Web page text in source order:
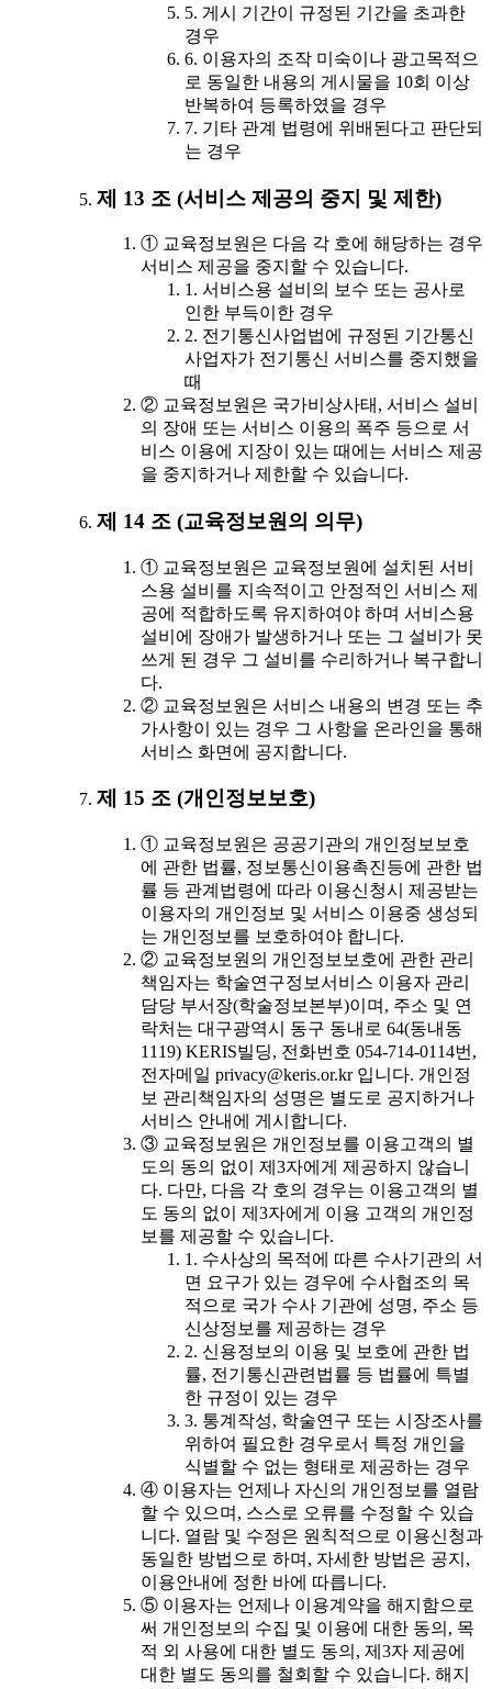
5. 게시 기간이 규정된 기간을 초과한
경우
6. 이용자의 조작 미숙이나 광고목적으
로 동일한 내용의 게시물을 10회 이상
반복하여 등록하였을 경우
7. 기타 관계 법령에 위배된다고 판단되
는 경우
제 13 조 (서비스 제공의 중지 및 제한)
① 교육정보원은 다음 각 호에 해당하는 경우
서비스 제공을 중지할 수 있습니다.
1. 서비스용 설비의 보수 또는 공사로
인한 부득이한 경우
2. 전기통신사업법에 규정된 기간통신
사업자가 전기통신 서비스를 중지했을
때
② 교육정보원은 국가비상사태, 서비스 설비
의 장애 또는 서비스 이용의 폭주 등으로 서
비스 이용에 지장이 있는 때에는 서비스 제공
을 중지하거나 제한할 수 있습니다.
제 14 조 (교육정보원의 의무)
① 교육정보원은 교육정보원에 설치된 서비
스용 설비를 지속적이고 안정적인 서비스 제
공에 적합하도록 유지하여야 하며 서비스용
설비에 장애가 발생하거나 또는 그 설비가 못
쓰게 된 경우 그 설비를 수리하거나 복구합니
다.
② 교육정보원은 서비스 내용의 변경 또는 추
가사항이 있는 경우 그 사항을 온라인을 통해
서비스 화면에 공지합니다.
제 15 조 (개인정보보호)
① 교육정보원은 공공기관의 개인정보보호
에 관한 법률, 정보통신이용촉진등에 관한 법
률 등 관계법령에 따라 이용신청시 제공받는
이용자의 개인정보 및 서비스 이용중 생성되
는 개인정보를 보호하여야 합니다.
② 교육정보원의 개인정보보호에 관한 관리
책임자는 학술연구정보서비스 이용자 관리
담당 부서장(학술정보본부)이며, 주소 및 연
락처는 대구광역시 동구 동내로 64(동내동
1119) KERIS빌딩, 전화번호 054-714-0114번,
전자메일 privacy@keris.or.kr 입니다. 개인정
보 관리책임자의 성명은 별도로 공지하거나
서비스 안내에 게시합니다.
③ 교육정보원은 개인정보를 이용고객의 별
도의 동의 없이 제3자에게 제공하지 않습니
다. 다만, 다음 각 호의 경우는 이용고객의 별
도 동의 없이 제3자에게 이용 고객의 개인정
보를 제공할 수 있습니다.
1. 수사상의 목적에 따른 수사기관의 서
면 요구가 있는 경우에 수사협조의 목
적으로 국가 수사 기관에 성명, 주소 등
신상정보를 제공하는 경우
2. 신용정보의 이용 및 보호에 관한 법
률, 전기통신관련법률 등 법률에 특별
한 규정이 있는 경우
3. 통계작성, 학술연구 또는 시장조사를
위하여 필요한 경우로서 특정 개인을
식별할 수 없는 형태로 제공하는 경우
④ 이용자는 언제나 자신의 개인정보를 열람
할 수 있으며, 스스로 오류를 수정할 수 있습
니다. 열람 및 수정은 원칙적으로 이용신청과
동일한 방법으로 하며, 자세한 방법은 공지,
이용안내에 정한 바에 따릅니다.
⑤ 이용자는 언제나 이용계약을 해지함으로
써 개인정보의 수집 및 이용에 대한 동의, 목
적 외 사용에 대한 별도 동의, 제3자 제공에
대한 별도 동의를 철회할 수 있습니다. 해지